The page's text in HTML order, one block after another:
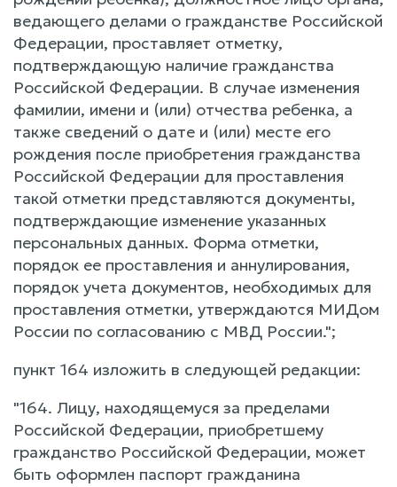
ведающего делами о гражданстве Российской
Федерации, проставляет отметку,
подтверждающую наличие гражданства
Российской Федерации. В случае изменения
фамилии, имени и (или) отчества ребенка, а
также сведений о дате и (или) месте его
рождения после приобретения гражданства
Российской Федерации для проставления
такой отметки представляются документы,
подтверждающие изменение указанных
персональных данных. Форма отметки,
порядок ее проставления и аннулирования,
порядок учета документов, необходимых для
проставления отметки, утверждаются МИДом
России по согласованию с МВД России.";
пункт 164 изложить в следующей редакции:
"164. Лицу, находящемуся за пределами
Российской Федерации, приобретшему
гражданство Российской Федерации, может
быть оформлен паспорт гражданина